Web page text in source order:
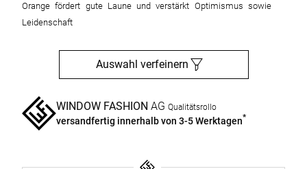
Orange fördert gute Laune und verstärkt Optimismus sowie
Leidenschaft
Auswahl verfeinern
WINDOW FASHION AG Qualitätsrollo
versandfertig innerhalb von 3-5 Werktagen*